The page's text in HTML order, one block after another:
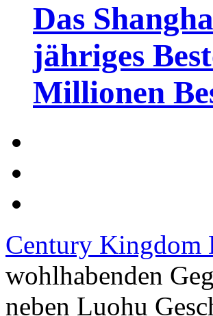
Das
jähriges
Millionen
Century Kingdom
wohlhabenden
neben Luohu